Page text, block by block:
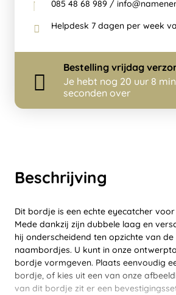
Beschrijving
Dit bordje is een echte eyecatcher
Mede dankzij zijn dubbele laag en
hij onderscheidend ten opzichte van
naambordjes. U kunt in onze
bordje vormgeven. Plaats eenvoudig
bordje, of kies uit een van onze
van dit bordje zit er een
085 48 68 989 /
Helpdesk 7 dagen per week
Bestelling vrijdag
Je hebt nog 20 uur 8
seconden over